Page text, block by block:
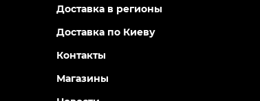
Доставка в регионы
Доставка по Киеву
Контакты
Магазины